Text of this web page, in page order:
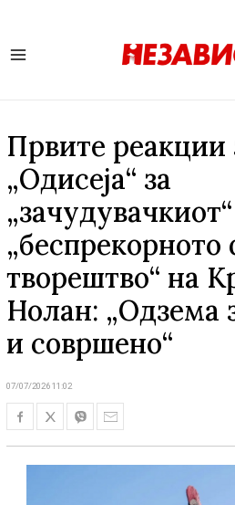
Првите реакции
„Одисеја“ за
творештво“ на
Нолан: „Одзема
и совршено“
07/07/2026 11:02